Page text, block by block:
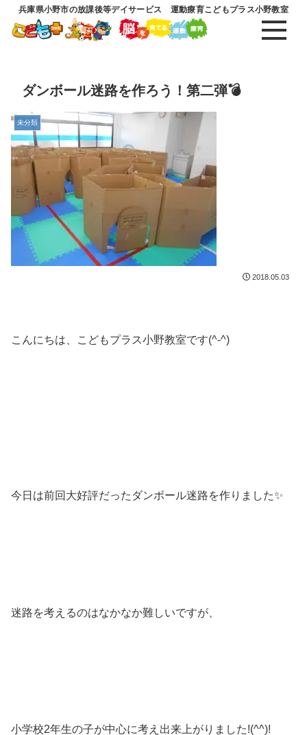
兵庫県小野市の放課後等デイサービス 運動療育こどもプラス小野教室
ダンボール迷路を作ろう！第二弾💣
未分類
2018.05.03
こんにちは、こどもプラス小野教室です(^-^)
今日は前回大好評だったダンボール迷路を作りました✨
迷路を考えるのはなかなか難しいですが、
小学校2年生の子が中心に考え出来上がりました!(^^)!